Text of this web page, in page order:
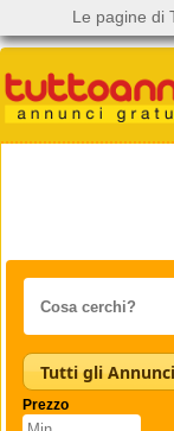
Tutti gli Annunci
Prezzo
Le pagine di